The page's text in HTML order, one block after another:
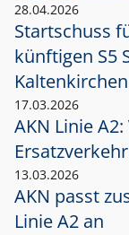
28.04.2026
Startschuss
künftigen S5
Kaltenkirchen
17.03.2026
AKN Linie
Ersatzverkehr
13.03.2026
AKN passt
Linie A2 an